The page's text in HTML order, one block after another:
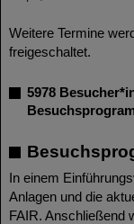
Weitere Termine
freigeschaltet.
5978
In einem
Anlagen und die
FAIR. Anschließend